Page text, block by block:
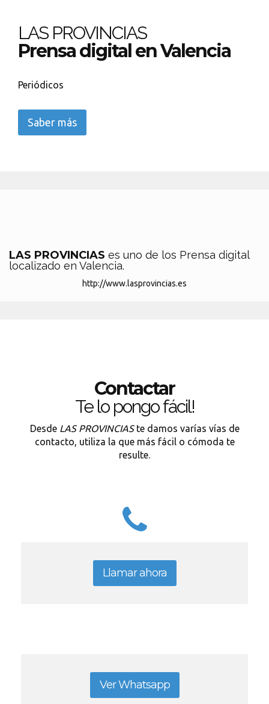
LAS PROVINCIAS
Prensa digital en Valencia
Periódicos
Saber más
LAS PROVINCIAS es uno de los Prensa digital
localizado en Valencia.
http://www.lasprovincias.es
Contactar
Te lo pongo fácil!
Desde LAS PROVINCIASte damos varías vías de
contacto, utiliza la que más fácil o cómoda te
resulte.
Llamar ahora
Ver Whatsapp